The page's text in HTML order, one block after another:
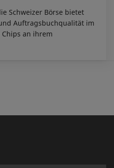
Schweizer Börse bietet
Auftragsbuchqualität im
an ihrem